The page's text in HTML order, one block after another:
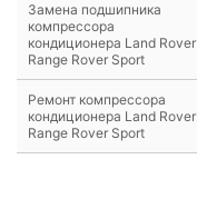
Замена подшипника
компрессора
кондиционера Land Rover
Range Rover Sport
Ремонт компрессора
кондиционера Land Rover
Range Rover Sport